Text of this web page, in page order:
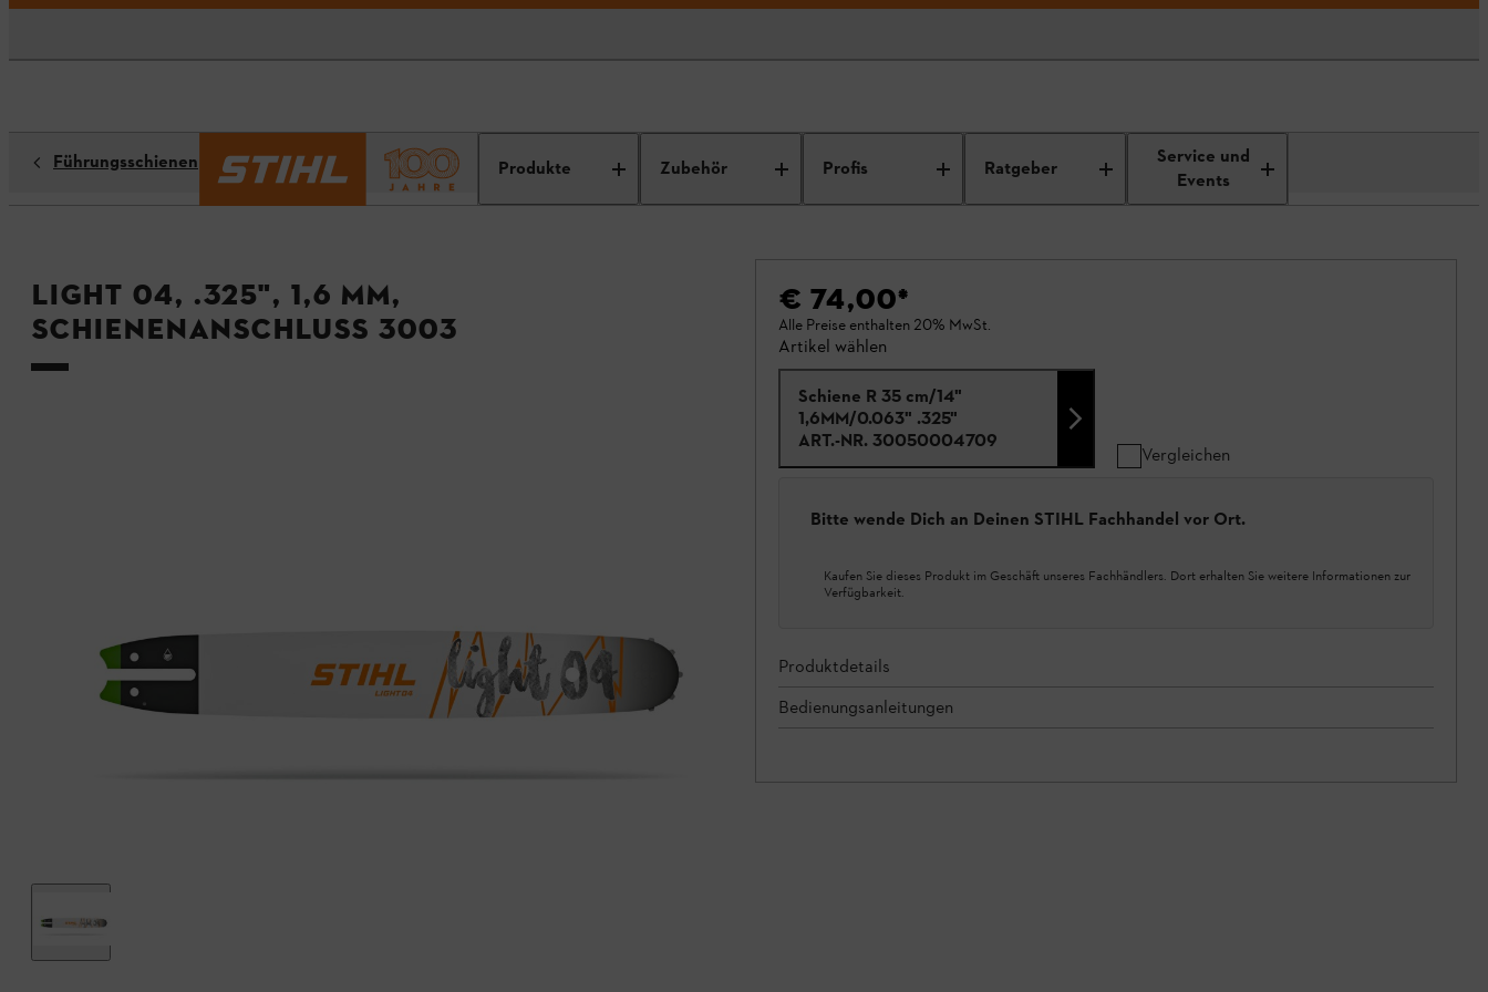
Produkte Zubehör Profis Ratgeber
Service und
Events
Führungsschienen
Light 04, .325", 1,6 mm,
Schienenanschluss 3003
€ 74,00*
Alle Preise enthalten 20% MwSt.
Artikel wählen
Schiene R 35 cm/14"
1,6MM/0.063" .325"
ART.-NR. 30050004709
Vergleichen
Bitte wende Dich an Deinen STIHL Fachhandel vor Ort.
Kaufen Sie dieses Produkt im Geschäft unseres Fachhändlers. Dort erhalten Sie weitere Informationen zur
Verfügbarkeit.
Produktdetails
Bedienungsanleitungen